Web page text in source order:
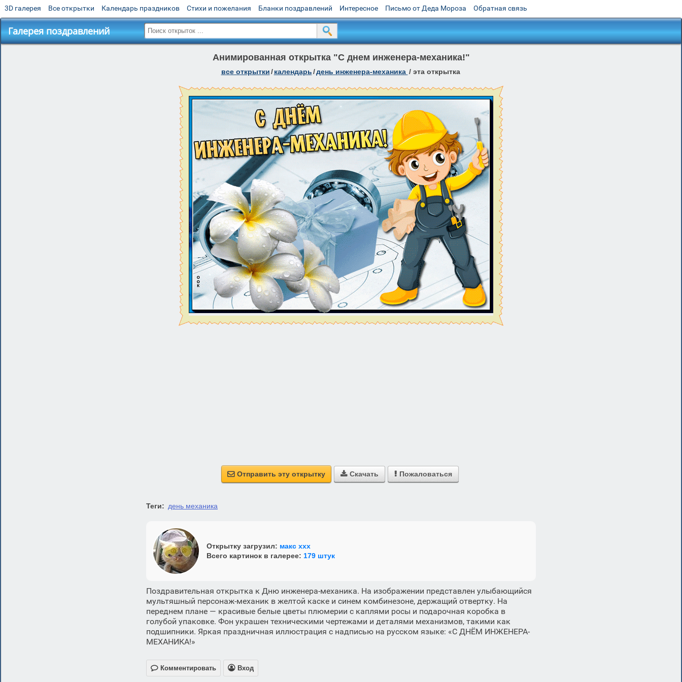
3D галерея Все открытки Календарь праздников Стихи и пожелания Бланки поздравлений Интересное Письмо от Деда Мороза Обратная связь
Галерея поздравлений
Анимированная открытка "С днем инженера-механика!"
все открытки/ календарь/день инженера-механика / эта открытка
 Отправить эту открытку  Скачать  Пожаловаться
Теги: день механика
Открытку загрузил: макс ххх
Всего картинок в галерее: 179 штук
Поздравительная открытка к Дню инженера-механика. На изображении представлен улыбающийся
мультяшный персонаж-механик в желтой каске и синем комбинезоне, держащий отвертку. На
переднем плане — красивые белые цветы плюмерии с каплями росы и подарочная коробка в
голубой упаковке. Фон украшен техническими чертежами и деталями механизмов, такими как
подшипники. Яркая праздничная иллюстрация с надписью на русском языке: «С ДНЁМ ИНЖЕНЕРА-
МЕХАНИКА!»
 Комментировать  Вход